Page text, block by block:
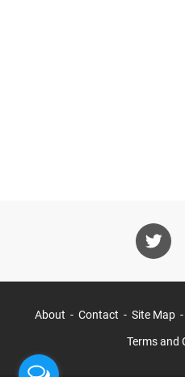
About Contact Site Map
Terms and